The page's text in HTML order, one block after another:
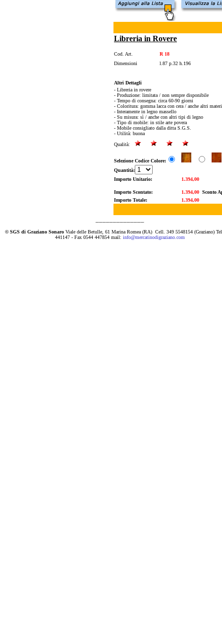
Libreria in Rovere
Cod. Art.
R 18
Dimensioni
l.87 p.32 h.196
Altri Dettagli
- Libreria in rovere
- Produzione: limitata / non sempre disponibile
- Tempo di consegna: circa 60-90 giorni
- Coloritura: gomma lacca con cera / anche altri
- Interamente in legno massello
- Su misura: sì / anche con altri tipi di legno
- Tipo di mobile: in stile arte povera
- Mobile consigliato dalla ditta S.G.S.
- Utilità: buona
Qualità:
Selezione Codice Colore:
Quantità:
Importo Unitario:
1.394,00
Importo Scontato: 1.394,00 Sconto
Importo Totale:
1.394,00
© SGS di Graziano Sonaro Viale delle Betulle, 61 Marina Romea (RA) Cell. 349 5548154 (Graziano)
441147 - Fax 0544 447854 mail: info@mercatinodigraziano.com